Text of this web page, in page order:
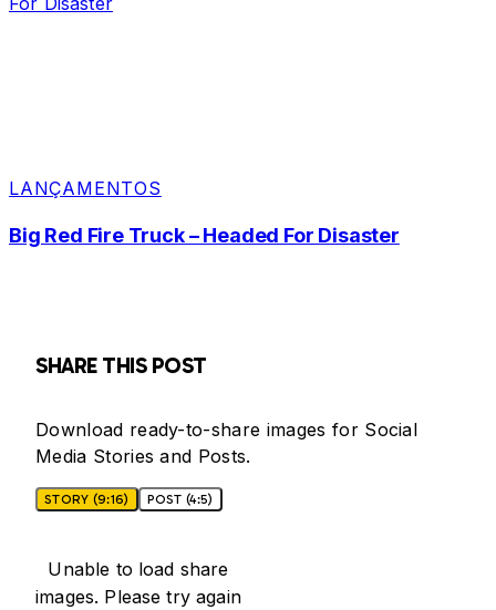
LANÇAMENTOS
Big Red Fire Truck – Headed For Disaster
SHARE THIS POST
Download ready-to-share images for Social
Media Stories and Posts.
STORY (9:16) POST (4:5)
Unable to load share
images. Please try again